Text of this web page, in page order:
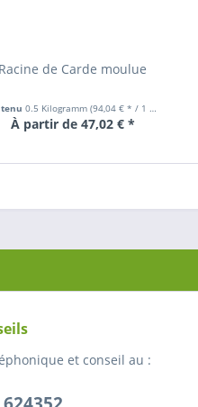
Racine de Carde moulue
0.5 Kilogramm (94,04 € * / 1 Kilogramm)
À partir de 47,02 € *
et conseil au :